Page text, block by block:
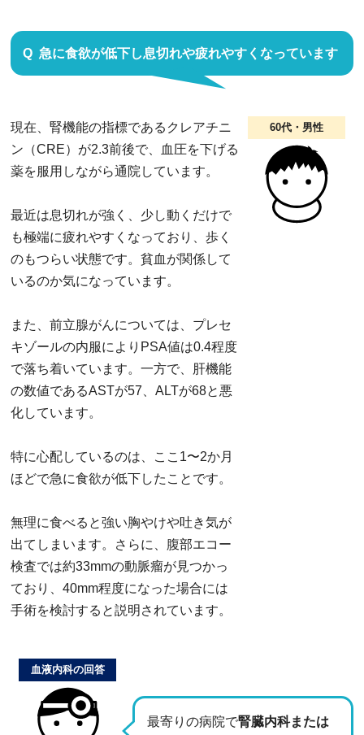
急に食欲が低下し息切れや疲れやすくなっています
60代・男性
現在、腎機能の指標であるクレアチニ
ン（CRE）が2.3前後で、血圧を下げる
薬を服用しながら通院しています。
最近は息切れが強く、少し動くだけで
も極端に疲れやすくなっており、歩く
のもつらい状態です。貧血が関係して
いるのか気になっています。
また、前立腺がんについては、プレセ
キゾールの内服によりPSA値は0.4程度
で落ち着いています。一方で、肝機能
の数値であるASTが57、ALTが68と悪
化しています。
特に心配しているのは、ここ1〜2か月
ほどで急に食欲が低下したことです。
無理に食べると強い胸やけや吐き気が
出てしまいます。さらに、腹部エコー
検査では約33mmの動脈瘤が見つかっ
ており、40mm程度になった場合には
手術を検討すると説明されています。
最寄りの病院で腎臓内科または
血液内科の回答